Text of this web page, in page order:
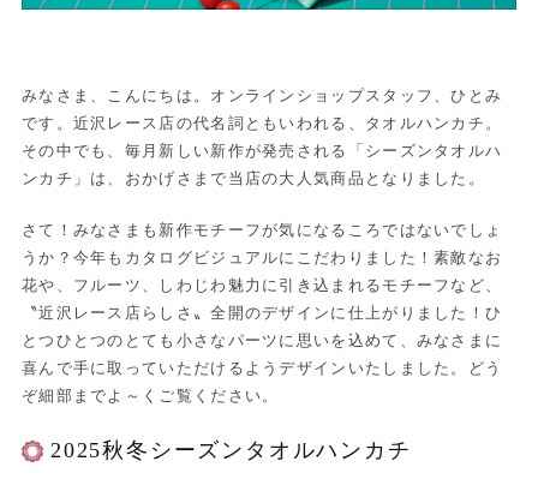
みなさま、こんにちは。オンラインショップスタッフ、ひとみ
です。近沢レース店の代名詞ともいわれる、タオルハンカチ。
その中でも、毎月新しい新作が発売される「シーズンタオルハ
ンカチ」は、おかげさまで当店の大人気商品となりました。
さて！みなさまも新作モチーフが気になるころではないでしょ
うか？今年もカタログビジュアルにこだわりました！素敵なお
花や、フルーツ、しわじわ魅力に引き込まれるモチーフなど、
〝近沢レース店らしさ〟全開のデザインに仕上がりました！ひ
とつひとつのとても小さなパーツに思いを込めて、みなさまに
喜んで手に取っていただけるようデザインいたしました。どう
ぞ細部までよ～くご覧ください。
2025秋冬シーズンタオルハンカチ